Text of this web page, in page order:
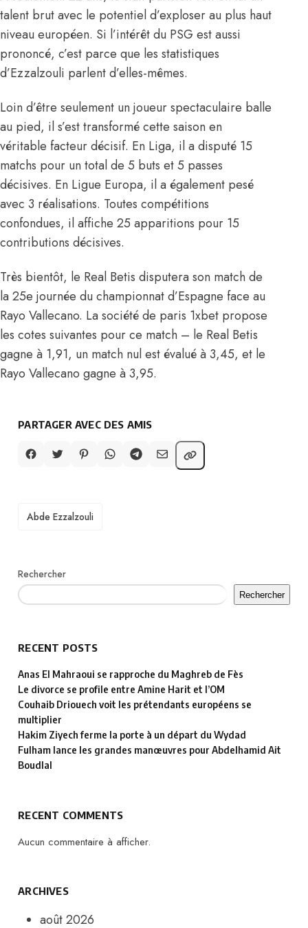
talent brut avec le potentiel d’exploser au plus haut
niveau européen. Si l’intérêt du PSG est aussi
prononcé, c’est parce que les statistiques
d’Ezzalzouli parlent d’elles-mêmes.
Loin d’être seulement un joueur spectaculaire balle
au pied, il s’est transformé cette saison en
véritable facteur décisif. En Liga, il a disputé 15
matchs pour un total de 5 buts et 5 passes
décisives. En Ligue Europa, il a également pesé
avec 3 réalisations. Toutes compétitions
confondues, il affiche 25 apparitions pour 15
contributions décisives.
Très bientôt, le Real Betis disputera son match de
la 25e journée du championnat d’Espagne face au
Rayo Vallecano. La société de paris 1xbet propose
les cotes suivantes pour ce match – le Real Betis
gagne à 1,91, un match nul est évalué à 3,45, et le
Rayo Vallecano gagne à 3,95.
PARTAGER AVEC DES AMIS
TAGS
Abde Ezzalzouli
Rechercher
Rechercher
RECENT POSTS
Anas El Mahraoui se rapproche du Maghreb de Fès
Le divorce se profile entre Amine Harit et l’OM
Couhaib Driouech voit les prétendants européens se
multiplier
Hakim Ziyech ferme la porte à un départ du Wydad
Fulham lance les grandes manœuvres pour Abdelhamid Ait
Boudlal
RECENT COMMENTS
Aucun commentaire à afficher.
ARCHIVES
août 2026